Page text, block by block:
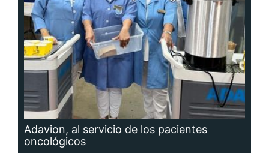
Adavion, al servicio de los pacientes
oncológicos